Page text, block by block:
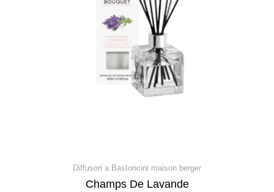
Diffusori a Bastoncini maison berger
Champs De Lavande